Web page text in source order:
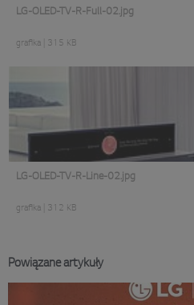
LG-OLED-TV-R-Full-02.jpg
grafika 315 KB
LG-OLED-TV-R-Line-02.jpg
grafika 312 KB
Powiązane artykuły